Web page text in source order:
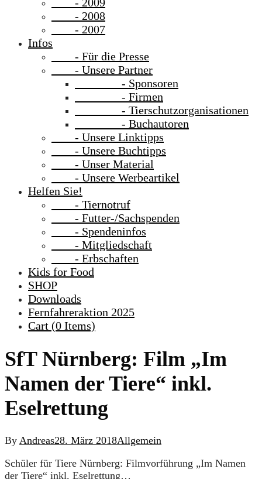
- 2008
- 2007
Infos
- Für die Presse
- Unsere Partner
- Sponsoren
- Firmen
- Tierschutzorganisationen
- Buchautoren
- Unsere Linktipps
- Unsere Buchtipps
- Unser Material
- Unsere Werbeartikel
Helfen Sie!
- Tiernotruf
- Futter-/Sachspenden
- Spendeninfos
- Mitgliedschaft
- Erbschaften
Kids for Food
SHOP
Downloads
Fernfahreraktion 2025
Cart (0 Items)
SfT Nürnberg: Film „Im
Namen der Tiere“ inkl.
Eselrettung
By Andreas28. März 2018Allgemein
Schüler für Tiere Nürnberg: Filmvorführung „Im Namen
der Tiere“ inkl. Eselrettung…